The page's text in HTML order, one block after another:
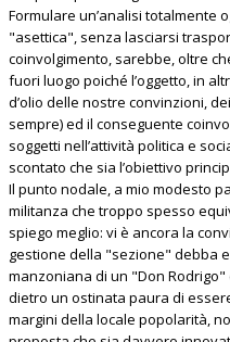
Formulare un’analisi totalmente
"asettica", senza lasciarsi
coinvolgimento, sarebbe, oltre
fuori luogo poiché l’oggetto, in
d’olio delle nostre convinzioni,
sempre) ed il conseguente
soggetti nell’attività politica e
scontato che sia l’obiettivo
Il punto nodale, a mio modesto
militanza che troppo spesso
spiego meglio: vi è ancora la
gestione della "sezione" debba
manzoniana di un "Don
dietro un ostinata paura di
margini della locale popolarità,